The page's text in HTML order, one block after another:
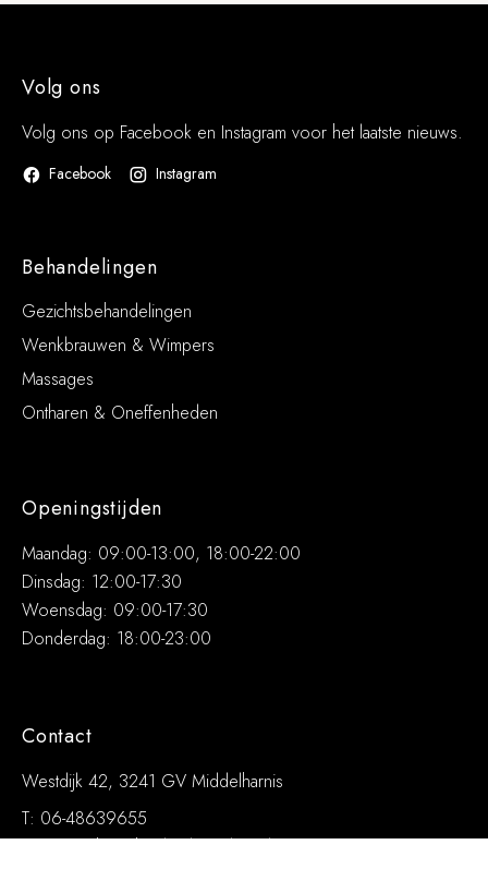
Volg ons
Volg ons op Facebook en Instagram voor het laatste nieuws.
Facebook Instagram
Behandelingen
Gezichtsbehandelingen
Wenkbrauwen & Wimpers
Massages
Ontharen & Oneffenheden
Openingstijden
Maandag: 09:00-13:00, 18:00-22:00
Dinsdag: 12:00-17:30
Woensdag: 09:00-17:30
Donderdag: 18:00-23:00
Contact
Westdijk 42, 3241 GV Middelharnis
T: 06-48639655
E: info@schoonheidssalonceline.nl